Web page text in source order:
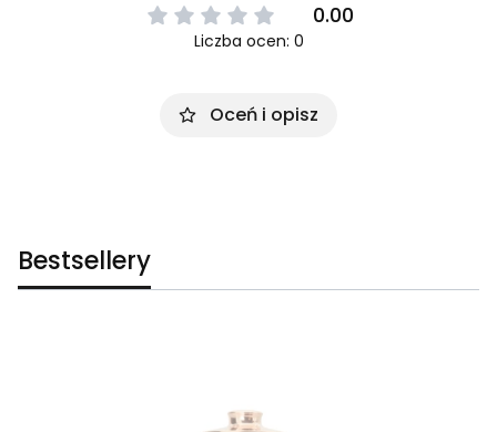
0.00
Liczba ocen: 0
Oceń i opisz
Bestsellery